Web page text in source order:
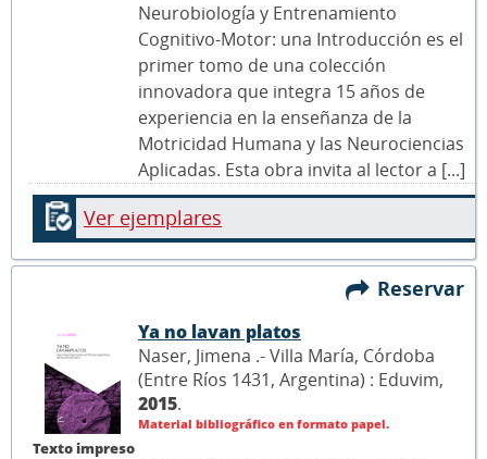
Neurobiología y Entrenamiento
Cognitivo-Motor: una Introducción es el
primer tomo de una colección
innovadora que integra 15 años de
experiencia en la enseñanza de la
Motricidad Humana y las Neurociencias
Aplicadas. Esta obra invita al lector a [...]
Ver ejemplares
Reservar
Texto impreso
Ya no lavan platos
Naser, Jimena .- Villa María, Córdoba
(Entre Ríos 1431, Argentina) : Eduvim,
2015.
Material bibliográfico en formato papel.